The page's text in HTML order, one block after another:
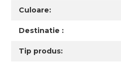
Culoare:
Destinatie :
Tip produs: